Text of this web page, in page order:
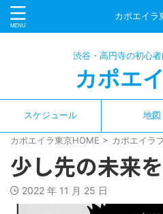
カポエイラ
渋谷・高円寺の初心
カポエ
スケジュール 地図
カポエイラ東京HOME > カポエイラ
少し先の未来
2022 年 11 月 25 日